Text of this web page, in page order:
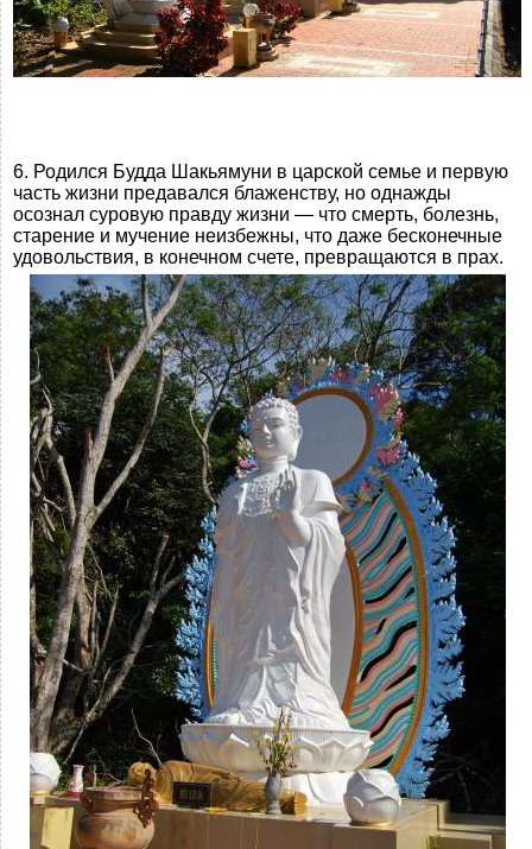
6. Родился Будда Шакьямуни в царской семье и первую
часть жизни предавался блаженству, но однажды
осознал суровую правду жизни — что смерть, болезнь,
старение и мучение неизбежны, что даже бесконечные
удовольствия, в конечном счете, превращаются в прах.